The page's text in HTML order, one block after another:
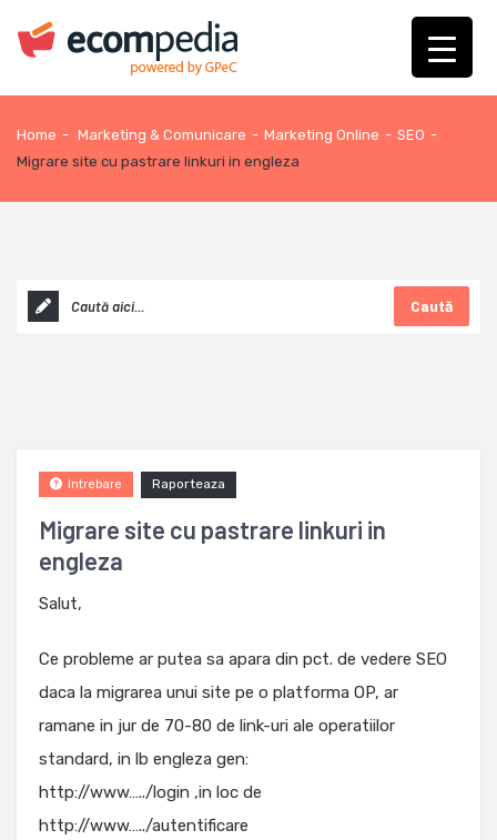
Home - Marketing & Comunicare - Marketing Online - SEO -
Migrare site cu pastrare linkuri in engleza
Caută
Migrare site cu pastrare linkuri in
engleza
Raporteaza
Intrebare
Salut,
Ce probleme ar putea sa apara din pct. de vedere SEO
daca la migrarea unui site pe o platforma OP, ar
ramane in jur de 70-80 de link-uri ale operatiilor
standard, in lb engleza gen:
http://www…../login ,in loc de
http://www…../autentificare